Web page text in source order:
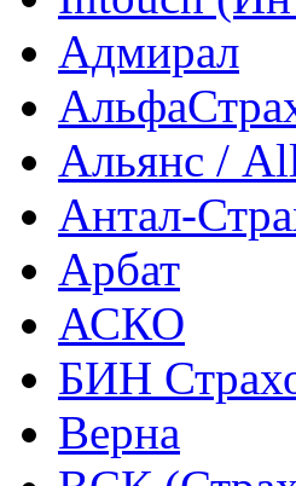
Адмирал
Альянс /
Антал-
Арбат
АСКО
БИН
Верна